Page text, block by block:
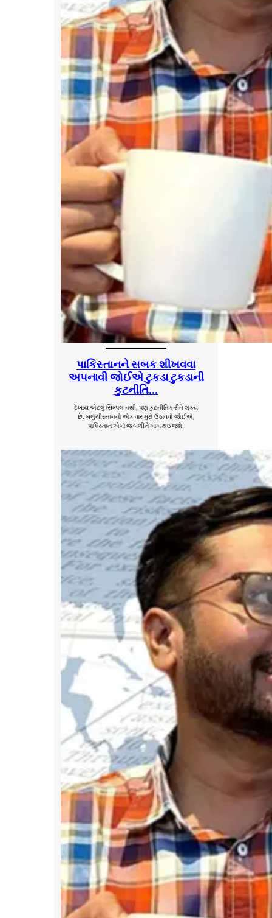
પાકિસ્તાનને સબક શીખવવા
અપનાવી જોઈએ ટુકડા ટુકડાની
કુટનીતિ…
દેખાય એટલું સિમ્પલ નથી, પણ કુટનીતિક રીતે શક્ય
છે. બલુંચીસ્તાનનો એક વાર મુદ્દો ઉઠાવવો જોઈએ,
પાકિસ્તાન એમાં જ બળીને ખાખ થઇ જશે.